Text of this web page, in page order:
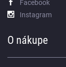
Facebook
Instagram
O nákupe